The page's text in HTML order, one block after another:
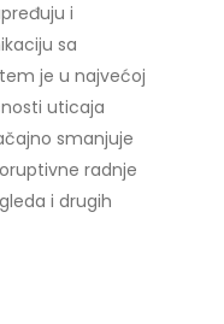
i
sa
je u najvećoj
uticaja
smanjuje
radnje
i drugih